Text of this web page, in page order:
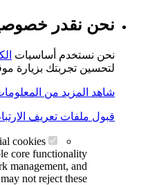
نحن نقدر
نحن نستخدم أساسيات
لتحسين تجربتك بزيارة
شاهد المزيد من
قبول ملفات تعريف
cookies
core functionality
management, and
not reject these.